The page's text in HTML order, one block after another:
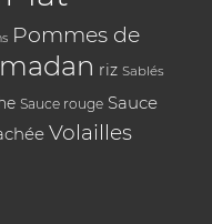
Pommes de
riz Sablés
Sauce rouge Sauce
Volailles